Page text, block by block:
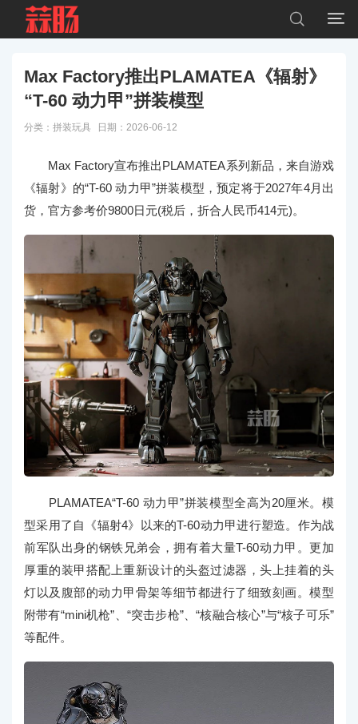


Max Factory推出PLAMATEA《辐射》
“T-60 动力甲”拼装模型
分类： 拼装玩具 日期：2026-06-12
Max Factory宣布推出PLAMATEA系列新品，来自游戏
《辐射》的“T-60 动力甲”拼装模型，预定将于2027年4月出
货，官方参考价9800日元(税后，折合人民币414元)。
PLAMATEA“T-60 动力甲”拼装模型全高为20厘米。模
型采用了自《辐射4》以来的T-60动力甲进行塑造。作为战
前军队出身的钢铁兄弟会，拥有着大量T-60动力甲。更加
厚重的装甲搭配上重新设计的头盔过滤器，头上挂着的头
灯以及腹部的动力甲骨架等细节都进行了细致刻画。模型
附带有“mini机枪”、“突击步枪”、“核融合核心”与“核子可乐”
等配件。